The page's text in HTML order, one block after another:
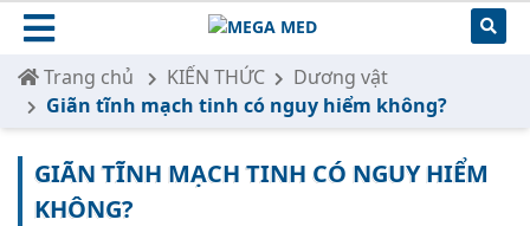
Trang chủ KIẾN THỨC
Dương vật
Giãn tĩnh mạch tinh có nguy hiểm không?
GIÃN TĨNH MẠCH TINH CÓ NGUY HIỂM
KHÔNG?